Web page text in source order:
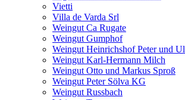
Vietti
Villa de Varda Srl
Weingut Ca Rugate
Weingut Gumphof
Weingut Heinrichshof Peter und
Weingut Karl-Hermann Milch
Weingut Otto und Markus Sproß
Weingut Peter Sölva KG
Weingut Russbach